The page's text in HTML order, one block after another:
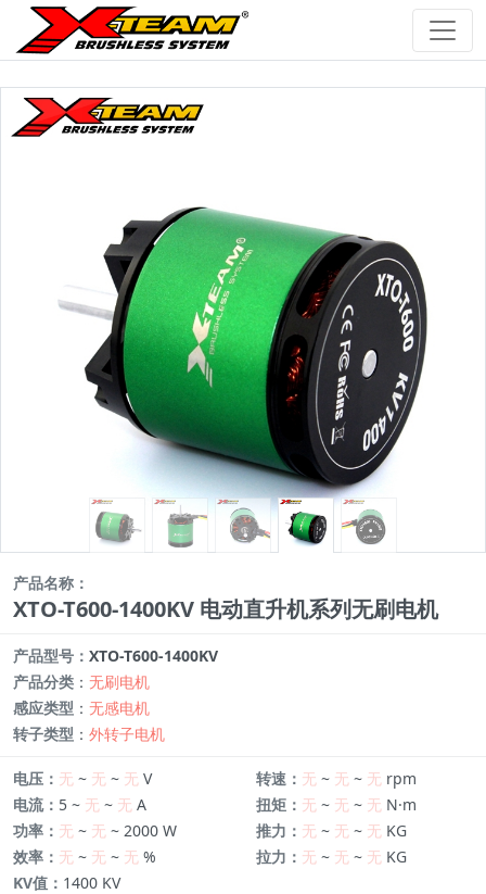
产品名称：
XTO-T600-1400KV 电动直升机系列无刷电机
产品型号： XTO-T600-1400KV
产品分类 ： 无刷电机
感应类型 ： 无感电机
转子类型 ： 外转子电机
电压： 无 ~ 无 ~ 无 V
电流： 5 ~ 无 ~ 无 A
功率： 无 ~ 无 ~ 2000 W
效率： 无 ~ 无 ~ 无 %
转速： 无 ~ 无 ~ 无 rpm
扭矩： 无 ~ 无 ~ 无 N·m
推力： 无 ~ 无 ~ 无 KG
拉力： 无 ~ 无 ~ 无 KG
KV值： 1400 KV